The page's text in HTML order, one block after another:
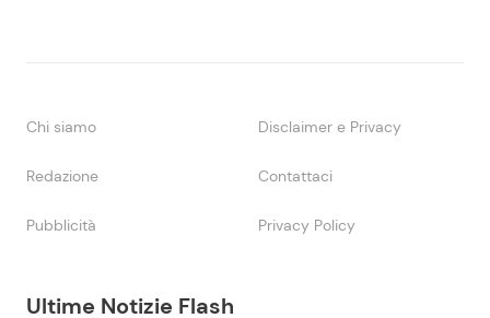
Ultime Notizie Flash
Chi siamo Disclaimer e Privacy
Redazione Contattaci
Pubblicità Privacy Policy